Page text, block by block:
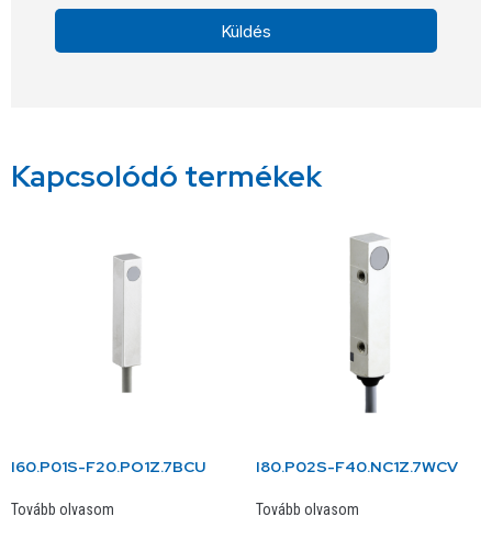
Küldés
Kapcsolódó termékek
I60.P01S-F20.PO1Z.7BCU
Tovább olvasom
I80.P02S-F40.NC1Z.7WCV
Tovább olvasom